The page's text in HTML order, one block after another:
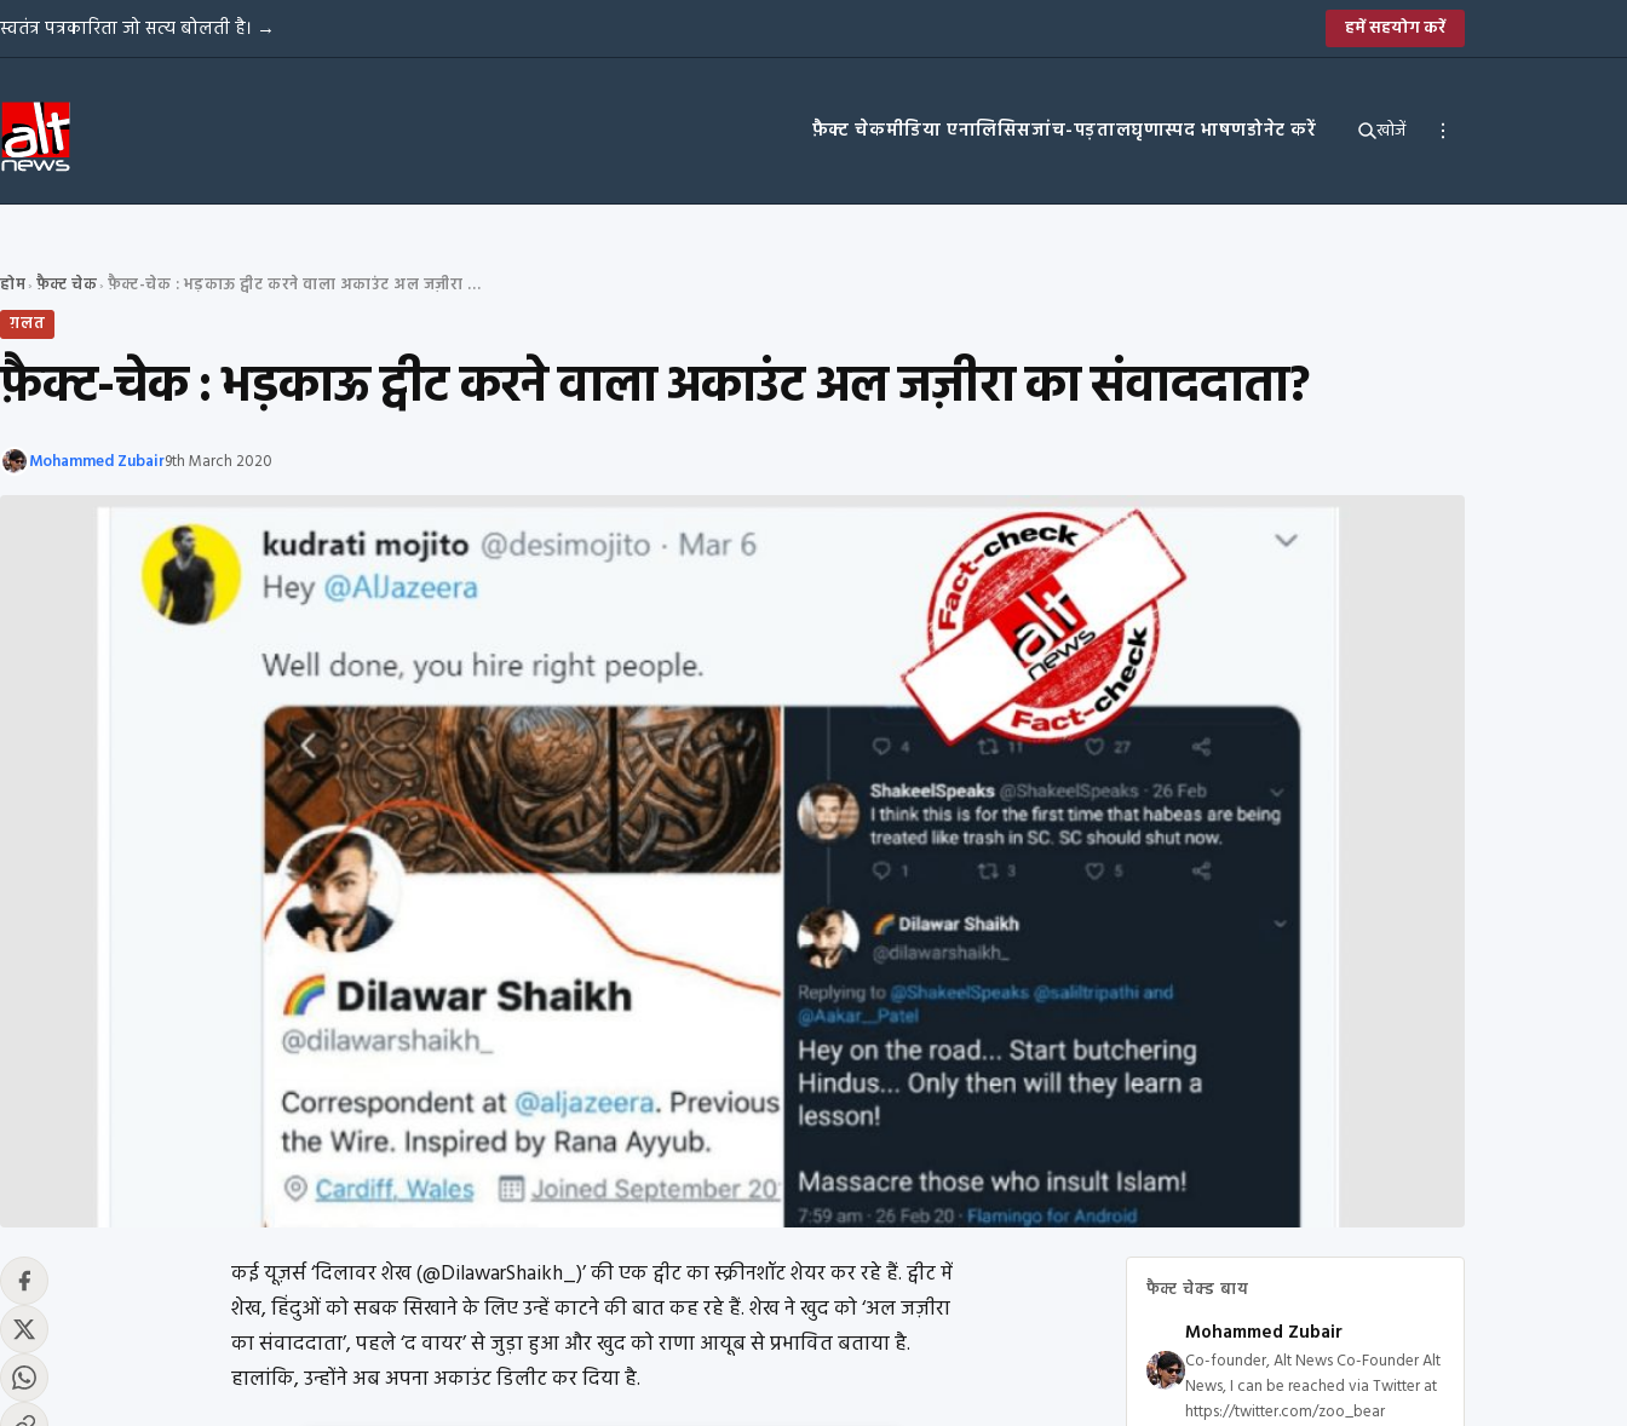
Skip to content
स्वतंत्र पत्रकारिता जो सत्य बोलती है। → हमें सहयोग करें
फ़ैक्ट चेकमीडिया एनालिसिसजांच-पड़तालघृणास्पद भाषणडोनेट करें खोजें
होम› फ़ैक्ट चेक›
फ़ैक्ट-चेक : भड़काऊ ट्वीट करने वाला अकाउंट अल जज़ीरा का संवाददाता?
ग़लत
फ़ैक्ट-चेक : भड़काऊ ट्वीट करने वाला अकाउंट अल जज़ीरा का संवाददाता?
Mohammed Zubair9th March 2020
कई यूज़र्स ‘दिलावर शेख (@DilawarShaikh_)’ की एक ट्वीट का स्क्रीनशॉट शेयर कर रहे हैं. ट्वीट में
शेख, हिंदुओं को सबक सिखाने के लिए उन्हें काटने की बात कह रहे हैं. शेख ने खुद को ‘अल जज़ीरा
का संवाददाता’, पहले ‘द वायर’ से जुड़ा हुआ और खुद को राणा आयूब से प्रभावित बताया है.
हालांकि, उन्होंने अब अपना अकाउंट डिलीट कर दिया है.
फैक्ट चेक्ड बाय
Mohammed Zubair
Co-founder, Alt News Co-Founder Alt
News, I can be reached via Twitter at
https://twitter.com/zoo_bear